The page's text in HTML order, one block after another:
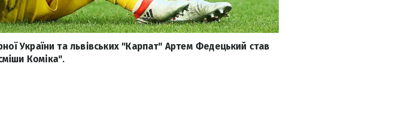
України та львівських "Карпат" Артем Федецький став
Коміка".